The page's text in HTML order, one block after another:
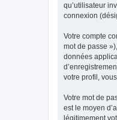
qu’utilisateur
connexion
Votre compte
mot de passe
données
votre profil,
Votre mot de
est le moyen
légitimement